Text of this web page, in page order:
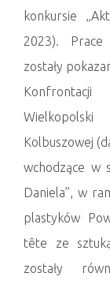
konkursie
2023). Prace
zostały
Kolbuszowej
wchodzące w
Daniela”, w
plastyków
tête ze
zostały